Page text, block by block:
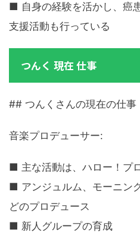
■ 自身の経験を活かし、癌
支援活動も行っている
つんく 現在 仕事
## つんくさんの現在の仕事
音楽プロデューサー:
■ 主な活動は、ハロー！プ
■ アンジュルム、モーニン
どのプロデュース
■ 新人グループの育成